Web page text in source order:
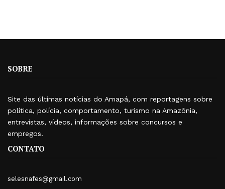
SOBRE
Site das últimas notícias do Amapá, com reportagens sobre
política, polícia, comportamento, turismo na Amazônia,
entrevistas, vídeos, informações sobre concursos e
empregos.
CONTATO
selesnafes@gmail.com